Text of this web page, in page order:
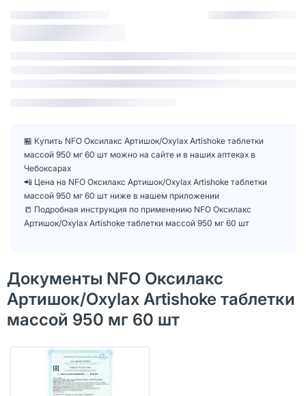
🏪 Купить NFO Оксилакс Артишок/Oxylax Artishoke таблетки
массой 950 мг 60 шт можно на сайте и в наших аптеках в
Чебоксарах
📲 Цена на NFO Оксилакс Артишок/Oxylax Artishoke таблетки
массой 950 мг 60 шт ниже в нашем приложении
📒 Подробная инструкция по применению NFO Оксилакс
Артишок/Oxylax Artishoke таблетки массой 950 мг 60 шт
Документы NFO Оксилакс
Артишок/Oxylax Artishoke таблетки
массой 950 мг 60 шт